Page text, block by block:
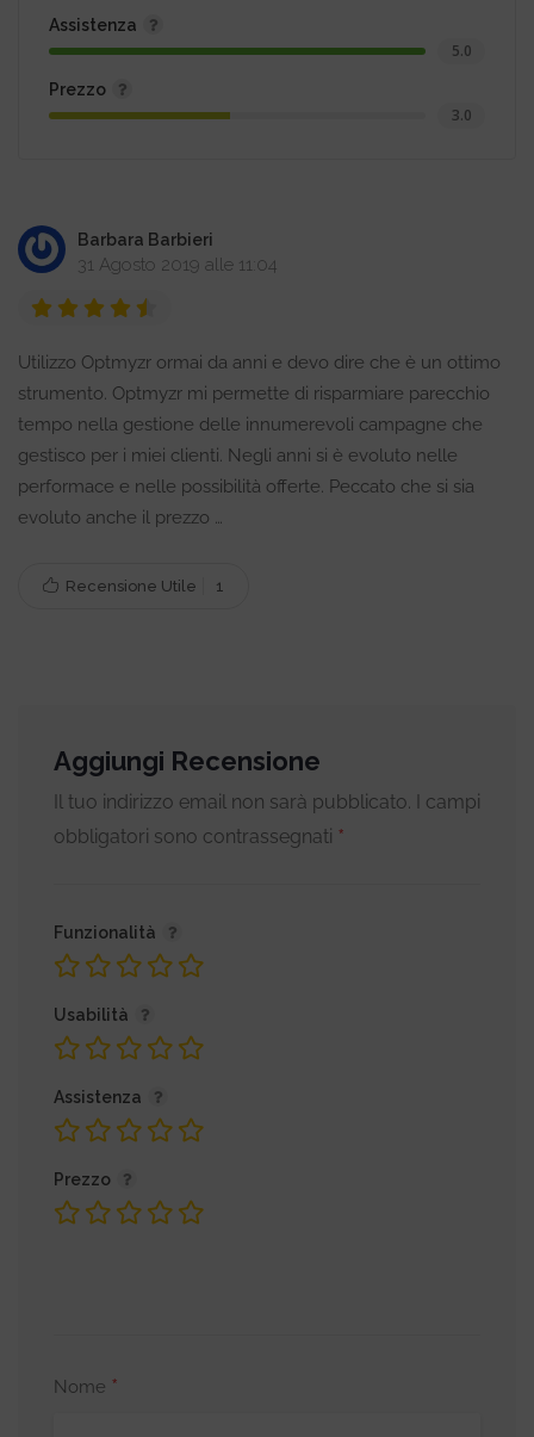
Assistenza
5.0
Prezzo
3.0
Barbara Barbieri
31 Agosto 2019 alle 11:04
Utilizzo Optmyzr ormai da anni e devo dire che è un ottimo
strumento. Optmyzr mi permette di risparmiare parecchio
tempo nella gestione delle innumerevoli campagne che
gestisco per i miei clienti. Negli anni si è evoluto nelle
performace e nelle possibilità offerte. Peccato che si sia
evoluto anche il prezzo …
Recensione Utile 1
Aggiungi Recensione
Il tuo indirizzo email non sarà pubblicato.
I campi
obbligatori sono contrassegnati *
Funzionalità
Usabilità
Assistenza
Prezzo
Nome *